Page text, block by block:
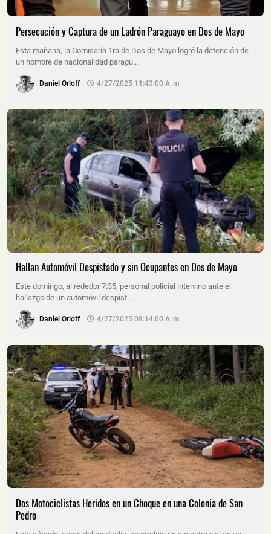
Persecución y Captura de un Ladrón Paraguayo en Dos de Mayo
Esta mañana, la Comisaría 1ra de Dos de Mayo logró la detención de
un hombre de nacionalidad paragu…
Daniel Orloff 4/27/2025 11:43:00 A. M.
Hallan Automóvil Despistado y sin Ocupantes en Dos de Mayo
Este domingo, al rededor 7:35, personal policial intervino ante el
hallazgo de un automóvil despist…
Daniel Orloff 4/27/2025 08:14:00 A. M.
Dos Motociclistas Heridos en un Choque en una Colonia de San
Pedro